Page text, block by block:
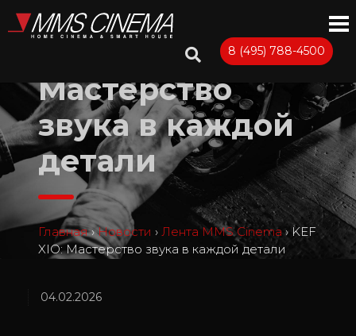
8 (495) 788-4500
Мастерство
звука в каждой
детали
Главная › Новости › Лента MMS Cinema › KEF
XIO: Мастерство звука в каждой детали
04.02.2026